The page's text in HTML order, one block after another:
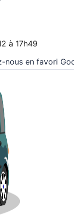
à 17h49
nous en favori